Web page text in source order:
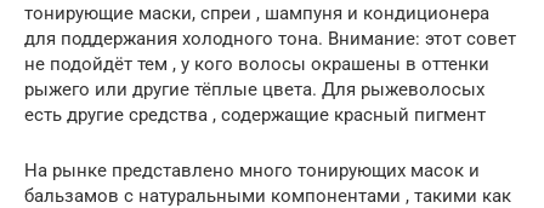
тонирующие маски, спреи , шампуня и кондиционера
для поддержания холодного тона. Внимание: этот совет
не подойдёт тем , у кого волосы окрашены в оттенки
рыжего или другие тёплые цвета. Для рыжеволосых
есть другие средства , содержащие красный пигмент
На рынке представлено много тонирующих масок и
бальзамов с натуральными компонентами , такими как